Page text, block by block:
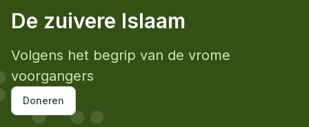
De zuivere Islaam
Volgens het begrip van de vrome
voorgangers
Doneren